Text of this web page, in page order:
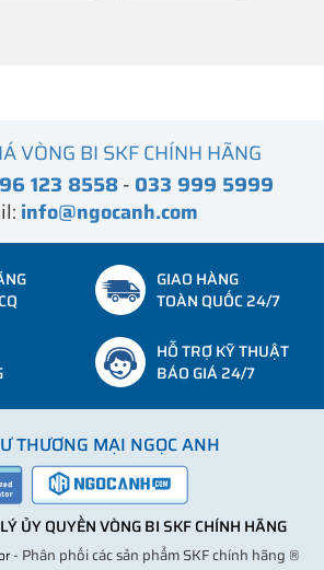
VÒNG BI SKF CHÍNH HÃNG
123 8558- 033 999 5999
info@ngocanh.com
GIAO HÀNG
TOÀN QUỐC 24/7
HỖ TRỢ KỸ THUẬT
BÁO GIÁ 24/7
THƯƠNG MẠI NGỌC ANH
ỦY QUYỀN VÒNG BI SKF CHÍNH HÃNG
- Phân phối các sản phẩm SKF chính hãng ®